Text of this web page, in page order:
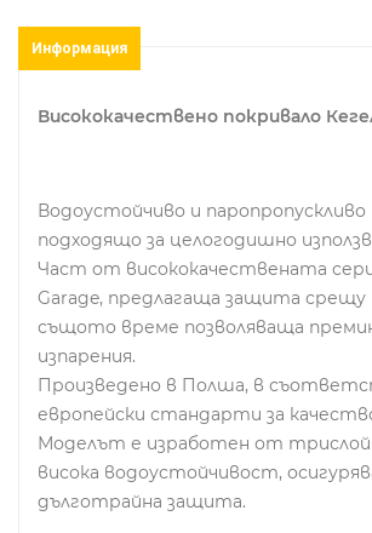
Информация
Висококачествено покривало
Водоустойчиво и паропропускливо
подходящо за целогодишно
Част от висококачествената
Garage, предлагаща защита срещу
същото време позволяваща
изпарения.
Произведено в Полша, в
европейски стандарти за
Моделът е изработен от
висока водоустойчивост,
дълготрайна защита.